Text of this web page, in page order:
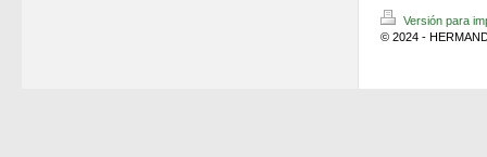
Versión para
© 2024 -